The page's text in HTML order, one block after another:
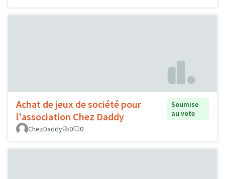
Achat de jeux de société pour
l'association Chez Daddy
Soumise
au vote
ChezDaddy
0 0